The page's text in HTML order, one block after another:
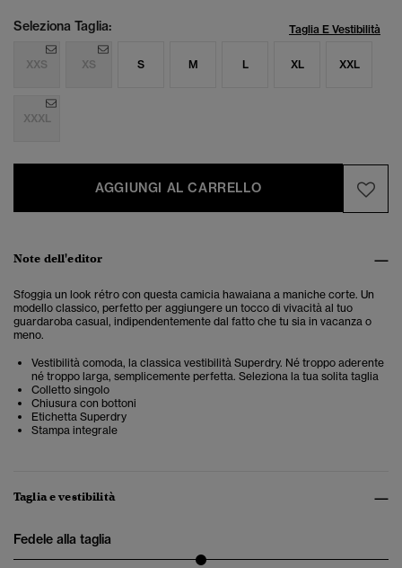
Seleziona Taglia: Taglia E Vestibilità
XXS XS S M L XL XXL
XXXL
AGGIUNGI AL CARRELLO
Note dell'editor
Sfoggia un look rétro con questa camicia hawaiana a maniche corte. Un
modello classico, perfetto per aggiungere un tocco di vivacità al tuo
guardaroba casual, indipendentemente dal fatto che tu sia in vacanza o
meno.
Vestibilità comoda, la classica vestibilità Superdry. Né troppo aderente
né troppo larga, semplicemente perfetta. Seleziona la tua solita taglia
Colletto singolo
Chiusura con bottoni
Etichetta Superdry
Stampa integrale
Taglia e vestibilità
Fedele alla taglia